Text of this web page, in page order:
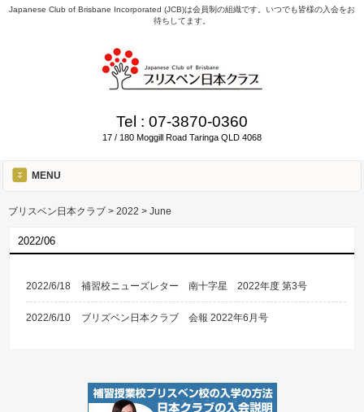
Japanese Club of Brisbane Incorporated (JCB)は会員制の組織です。いつでも皆様の入会をお
待ちしてます。
Tel : 07-3870-0360
17 / 180 Moggill Road Taringa QLD 4068
MENU
ブリスベン日本クラブ > 2022 > June
2022/06
2022/6/18 補習校ニューズレター 南十字星 2022年度 第3号
2022/6/10 ブリズベン日本クラブ 会報 2022年6月号